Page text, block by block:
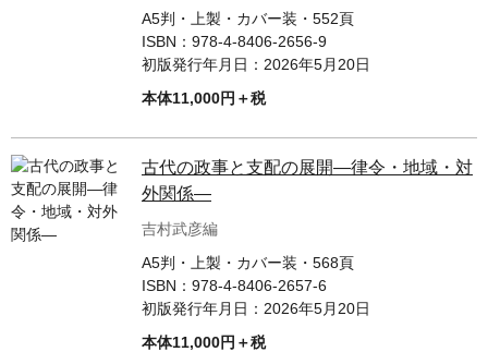
A5判・上製・カバー装・552頁
ISBN： 978-4-8406-2656-9
初版発行年月日： 2026年5月20日
本体11,000円＋税
古代の政事と支配の展開—律令・地域・対
外関係—
吉村武彦編
A5判・上製・カバー装・568頁
ISBN： 978-4-8406-2657-6
初版発行年月日： 2026年5月20日
本体11,000円＋税